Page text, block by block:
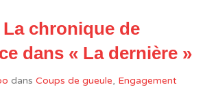
chronique de
dans « La dernière »
dans Coups de gueule, Engagement